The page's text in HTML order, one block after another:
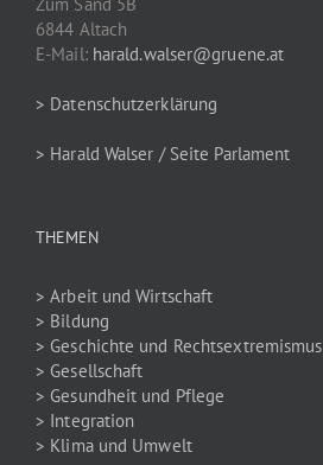
6844 Altach
E-Mail: harald.walser@gruene.at
> Datenschutzerklärung
> Harald Walser / Seite Parlament
THEMEN
> Arbeit und Wirtschaft
> Bildung
> Geschichte und Rechtsextremismus
> Gesellschaft
> Gesundheit und Pflege
> Integration
> Klima und Umwelt